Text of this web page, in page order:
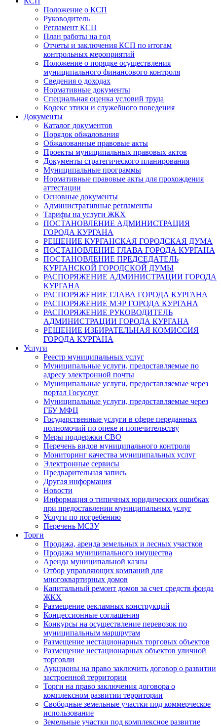
Положение о КСП
Руководитель
Регламент КСП
План работы на год
Отчеты и заключения КСП по итогам
контрольных мероприятий
Положение о порядке осуществления
муниципального финансового контроля
Сведения о доходах
Нормативные документы
Специальная оценка условий труда
Кодекс этики и служебного поведения
Документы
Каталог документов
Порядок обжалования
Обжалованные правовые акты
Проекты муниципальных правовых актов
Документы стратегического планирования
Муниципальные программы
Нормативные правовые акты для прохождения
аттестации
Основные документы
Административные регламенты
Тарифы на услуги ЖКХ
ПОСТАНОВЛЕНИЕ АДМИНИСТРАЦИЯ
ГОРОДА КУРГАНА
РЕШЕНИЕ КУРГАНСКАЯ ГОРОДСКАЯ ДУМА
ПОСТАНОВЛЕНИЕ ГЛАВА ГОРОДА КУРГАНА
ПОСТАНОВЛЕНИЕ ПРЕДСЕДАТЕЛЬ
КУРГАНСКОЙ ГОРОДСКОЙ ДУМЫ
РАСПОРЯЖЕНИЕ АДМИНИСТРАЦИИ ГОРОДА
КУРГАНА
РАСПОРЯЖЕНИЕ ГЛАВА ГОРОДА КУРГАНА
РАСПОРЯЖЕНИЕ МЭР ГОРОДА КУРГАНА
РАСПОРЯЖЕНИЕ РУКОВОДИТЕЛЬ
АДМИНИСТРАЦИИ ГОРОДА КУРГАНА
РЕШЕНИЕ ИЗБИРАТЕЛЬНАЯ КОМИССИЯ
ГОРОДА КУРГАНА
Услуги
Реестр муниципальных услуг
Муниципальные услуги, предоставляемые по
адресу электронной почты
Муниципальные услуги, предоставляемые через
портал Госуслуг
Муниципальные услуги, предоставляемые через
ГБУ МФЦ
Государственные услуги в сфере переданных
полномочий по опеке и попечительству
Меры поддержки СВО
Перечень видов муниципального контроля
Мониторинг качества муниципальных услуг
Электронные сервисы
Предварительная запись
Другая информация
Новости
Информация о типичных юридических ошибках
при предоставлении муниципальных услуг
Услуги по погребению
Перечень МСЗУ
Торги
Продажа, аренда земельных и лесных участков
Продажа муниципального имущества
Аренда муниципальной казны
Отбор управляющих компаний для
многоквартирных домов
Капитальный ремонт домов за счет средств фонда
ЖКХ
Размещение рекламных конструкций
Концессионные соглашения
Конкурсы на осуществление перевозок по
муниципальным маршрутам
Размещение нестационарных торговых объектов
Размещение нестационарных объектов уличной
торговли
Аукционы на право заключить договор о развитии
застроенной территории
Торги на право заключения договора о
комплексном развитии территории
Свободные земельные участки под коммерческое
использование
Земельные участки под комплексное развитие